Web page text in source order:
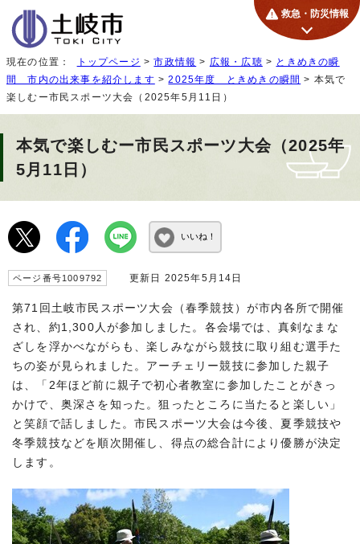
救急・防災情報
現在の位置： トップページ >市政情報 > 広報・広聴 > ときめきの瞬
間 市内の出来事を紹介します >2025年度 ときめきの瞬間 > 本気で
楽しむー市民スポーツ大会（2025年5月11日）
本気で楽しむー市民スポーツ大会（2025年
5月11日）
いいね！
ページ番号1009792 更新日 2025年5月14日
第71回土岐市民スポーツ大会（春季競技）が市内各所で開催
され、約1,300人が参加しました。各会場では、真剣なまな
ざしを浮かべながらも、楽しみながら競技に取り組む選手た
ちの姿が見られました。アーチェリー競技に参加した親子
は、「2年ほど前に親子で初心者教室に参加したことがきっ
かけで、奥深さを知った。狙ったところに当たると楽しい」
と笑顔で話しました。市民スポーツ大会は今後、夏季競技や
冬季競技などを順次開催し、得点の総合計により優勝が決定
します。